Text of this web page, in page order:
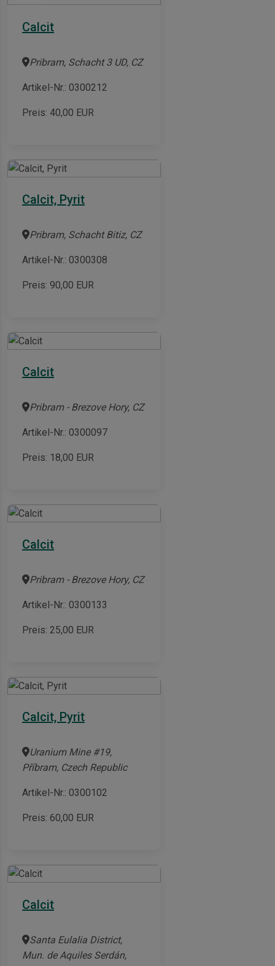
Calcit
Pribram, Schacht 3 UD, CZ
Artikel-Nr.: 0300212
Preis: 40,00 EUR
Calcit, Pyrit
Pribram, Schacht Bitiz, CZ
Artikel-Nr.: 0300308
Preis: 90,00 EUR
Calcit
Pribram - Brezove Hory, CZ
Artikel-Nr.: 0300097
Preis: 18,00 EUR
Calcit
Pribram - Brezove Hory, CZ
Artikel-Nr.: 0300133
Preis: 25,00 EUR
Calcit, Pyrit
Uranium Mine #19,
Příbram, Czech Republic
Artikel-Nr.: 0300102
Preis: 60,00 EUR
Calcit
Santa Eulalia District,
Mun. de Aquiles Serdán,